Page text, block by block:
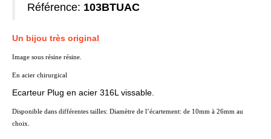
Référence: 103BTUAC
Un bijou très original
Image sous résine résine.
En acier chirurgical
Ecarteur Plug en acier 316L vissable.
Disponible dans différentes tailles: Diamètre de l’écartement: de 10mm à 26mm au
choix.